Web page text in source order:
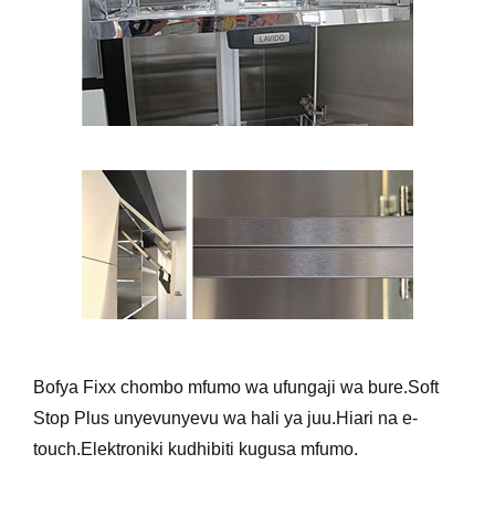
Bofya Fixx chombo mfumo wa ufungaji wa bure.Soft
Stop Plus unyevunyevu wa hali ya juu.Hiari na e-
touch.Elektroniki kudhibiti kugusa mfumo.